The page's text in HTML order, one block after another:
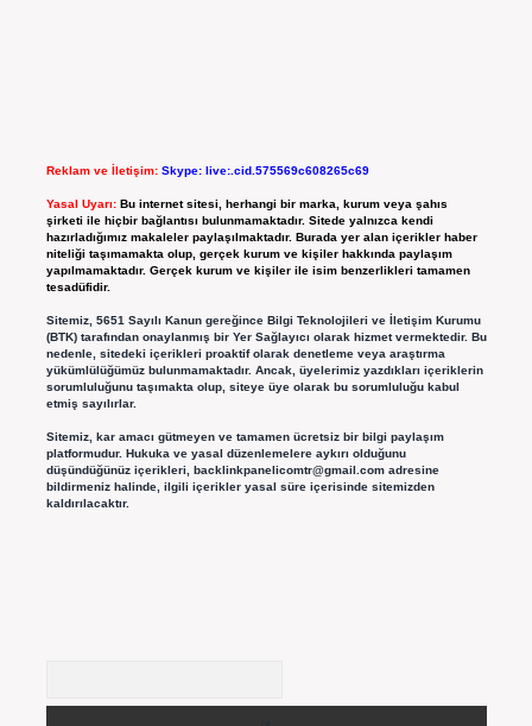
Reklam ve İletişim: Skype: live:.cid.575569c608265c69
Yasal Uyarı: Bu internet sitesi, herhangi bir marka, kurum veya şahıs
şirketi ile hiçbir bağlantısı bulunmamaktadır. Sitede yalnızca kendi
hazırladığımız makaleler paylaşılmaktadır. Burada yer alan içerikler haber
niteliği taşımamakta olup, gerçek kurum ve kişiler hakkında paylaşım
yapılmamaktadır. Gerçek kurum ve kişiler ile isim benzerlikleri tamamen
tesadüfidir.
Sitemiz, 5651 Sayılı Kanun gereğince Bilgi Teknolojileri ve İletişim Kurumu
(BTK) tarafından onaylanmış bir Yer Sağlayıcı olarak hizmet vermektedir. Bu
nedenle, sitedeki içerikleri proaktif olarak denetleme veya araştırma
yükümlülüğümüz bulunmamaktadır. Ancak, üyelerimiz yazdıkları içeriklerin
sorumluluğunu taşımakta olup, siteye üye olarak bu sorumluluğu kabul
etmiş sayılırlar.
Sitemiz, kar amacı gütmeyen ve tamamen ücretsiz bir bilgi paylaşım
platformudur. Hukuka ve yasal düzenlemelere aykırı olduğunu
düşündüğünüz içerikleri, backlinkpanelicomtr@gmail.comadresine
bildirmeniz halinde, ilgili içerikler yasal süre içerisinde sitemizden
kaldırılacaktır.